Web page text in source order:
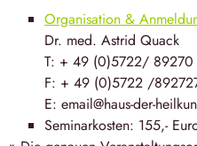
Organisation &
Dr. med. Astrid Quack
T: + 49 (0)5722/ 89270
F: + 49 (0)5722 /
E: email@haus-der-
Seminarkosten: 155,-